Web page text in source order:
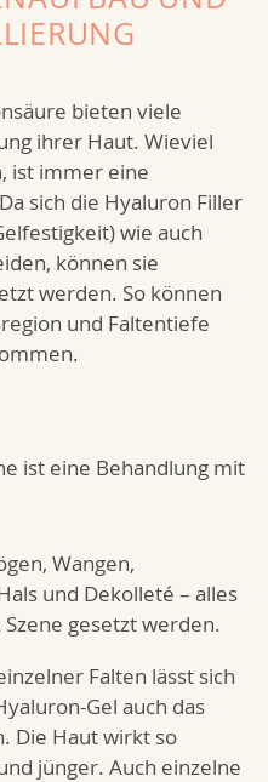
bieten viele
ihrer Haut. Wieviel
ist immer eine
sich die Hyaluron Filler
wie auch
können sie
werden. So können
und Faltentiefe
ist eine Behandlung mit
Wangen,
und Dekolleté – alles
gesetzt werden.
Falten lässt sich
Gel auch das
Die Haut wirkt so
jünger. Auch einzelne